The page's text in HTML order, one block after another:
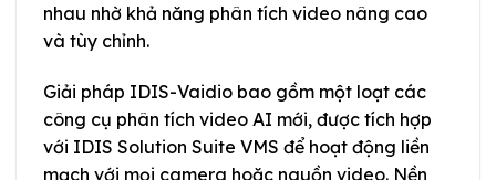
nhau nhờ khả năng phân tích video nâng cao
và tùy chỉnh.
Giải pháp IDIS-Vaidio bao gồm một loạt các
công cụ phân tích video AI mới, được tích hợp
với IDIS Solution Suite VMS để hoạt động liền
mạch với mọi camera hoặc nguồn video. Nền